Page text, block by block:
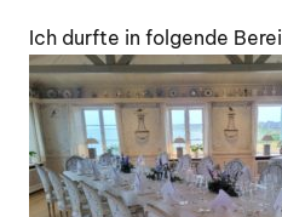
Ich durfte in folgende